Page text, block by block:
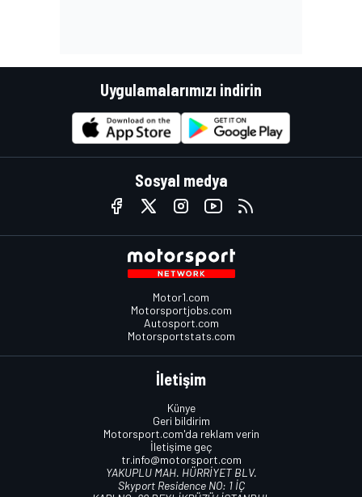
Uygulamalarımızı indirin
Sosyal medya
Motor1.com
Motorsportjobs.com
Autosport.com
Motorsportstats.com
İletişim
Künye
Geri bildirim
Motorsport.com'da reklam verin
İletişime geç
tr.info@motorsport.com
YAKUPLU MAH. HÜRRİYET BLV.
Skyport Residence NO: 1 İÇ